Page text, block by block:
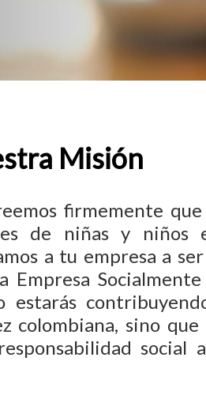
Misión
firmemente
de niñas y niños
a tu empresa a
Empresa
estarás
colombiana, sino